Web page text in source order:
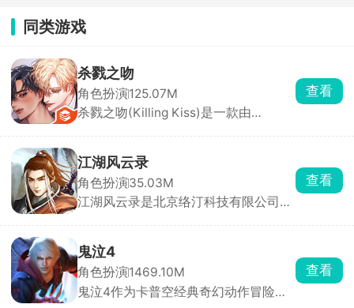
同类游戏
杀戮之吻
角色扮演125.07M
杀戮之吻(Killing Kiss)是一款由
的危险世界中求生，同时与多位性格迥
异的男性角色建立亲密关系。游戏采用
分支叙事机制，每一次对话选项都至关
重要，将直接影响角色关系走向与最终
查看
江湖风云录
角色扮演35.03M
江湖风云录是北京络汀科技有限公司发
战乱不断。玩家扮演初入江湖的侠客，
通过主线与支线任务逐步揭开江湖中的
恩怨情仇与阴谋诡计。游戏拥有超过
120种武功秘籍，剑法、刀法、拳法自
查看
鬼泣4
角色扮演1469.10M
鬼泣4作为卡普空经典奇幻动作冒险游
查看